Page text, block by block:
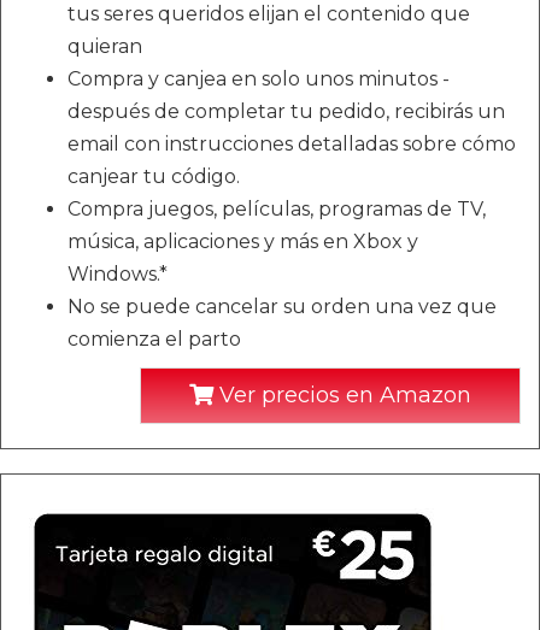
tus seres queridos elijan el contenido que
quieran
Compra y canjea en solo unos minutos -
después de completar tu pedido, recibirás un
email con instrucciones detalladas sobre cómo
canjear tu código.
Compra juegos, películas, programas de TV,
música, aplicaciones y más en Xbox y
Windows.*
No se puede cancelar su orden una vez que
comienza el parto
Ver precios en Amazon